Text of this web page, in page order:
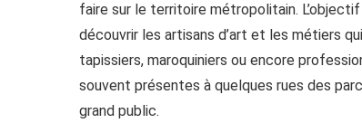
faire sur le territoire métropolitain.
découvrir les artisans d’art et les métiers
tapissiers, maroquiniers ou encore
souvent présentes à quelques rues des
grand public.